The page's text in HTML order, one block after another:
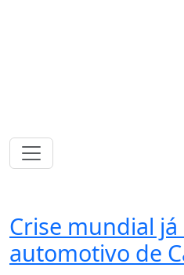
Crise mundial
automotivo de